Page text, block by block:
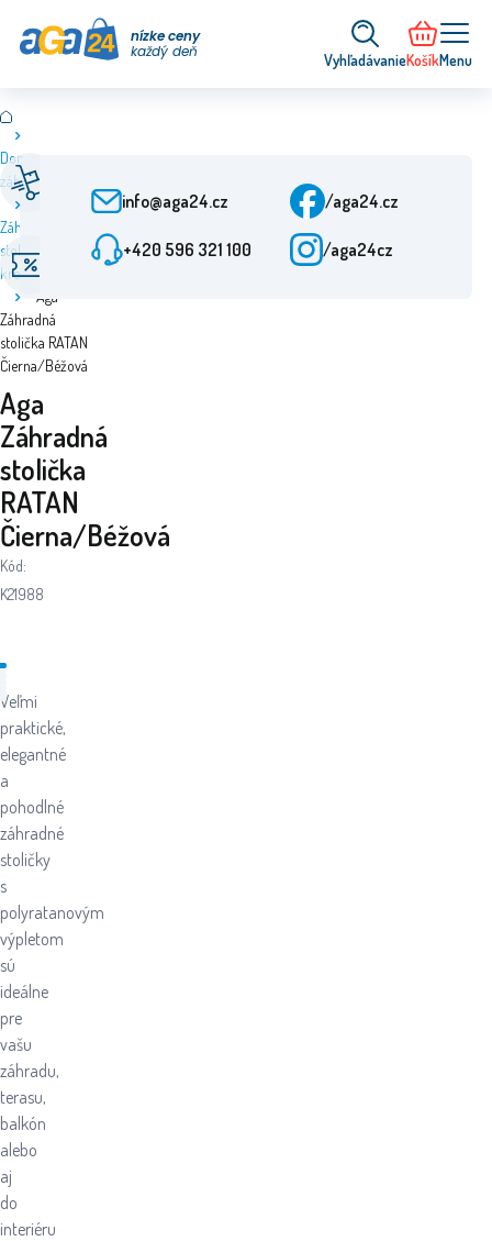
nízke ceny
každý deň
VyhľadávanieKošíkMenu
Dom a
záhrada
Záhradné
stoličky a
kreslá
Aga
Záhradná
stolička RATAN
Čierna/Béžová
Aga
Záhradná
stolička
RATAN
Čierna/Béžová
Kód:
K21988
Veľmi
praktické,
elegantné
a
pohodlné
záhradné
stoličky
s
polyratanovým
výpletom
sú
ideálne
pre
vašu
záhradu,
terasu,
balkón
alebo
aj
do
interiéru
Od objednania 24 h
Po-Pia: 9:00-15:30
Špeciálne ponuky
Overená spoločnosť
/aga24.cz
/aga24cz
info@aga24.cz
+420 596 321 100